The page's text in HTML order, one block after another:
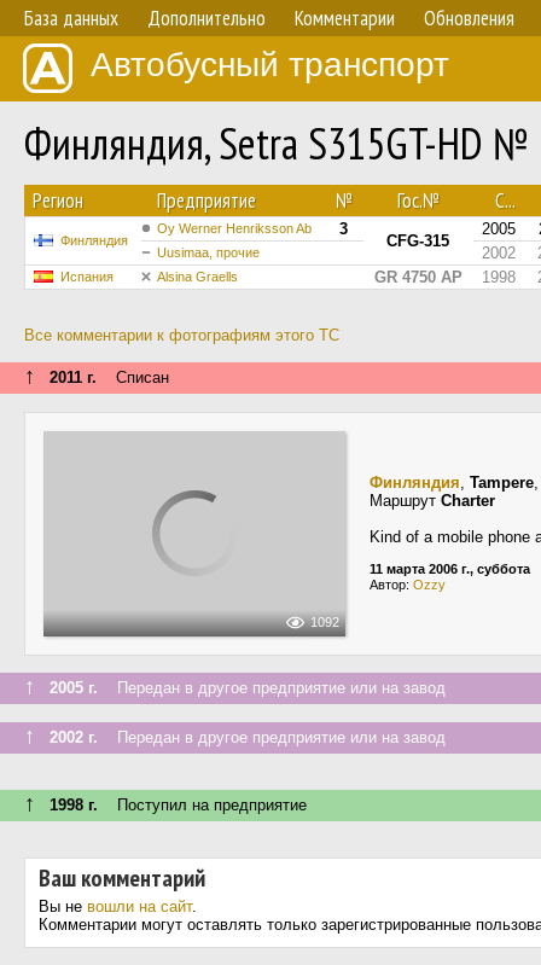
База данных Дополнительно Комментарии Обновления
Автобусный транспорт
Финляндия, Setra S315GT-HD №
Регион Предприятие № Гос.№ С...
Финляндия
Oy Werner Henriksson Ab 3
CFG-315
2005
Uusimaa, прочие 2002
Испания Alsina Graells GR 4750 AP 1998
Все комментарии к фотографиям этого ТС
↑ 2011 г. Списан
1092
Финляндия, Tampere
Маршрут Charter
Kind of a mobile phone
11 марта 2006 г., суббота
Автор: Ozzy
↑ 2005 г. Передан в другое предприятие или на завод
↑ 2002 г. Передан в другое предприятие или на завод
↑ 1998 г. Поступил на предприятие
Ваш комментарий
Вы не вошли на сайт.
Комментарии могут оставлять только зарегистрированные